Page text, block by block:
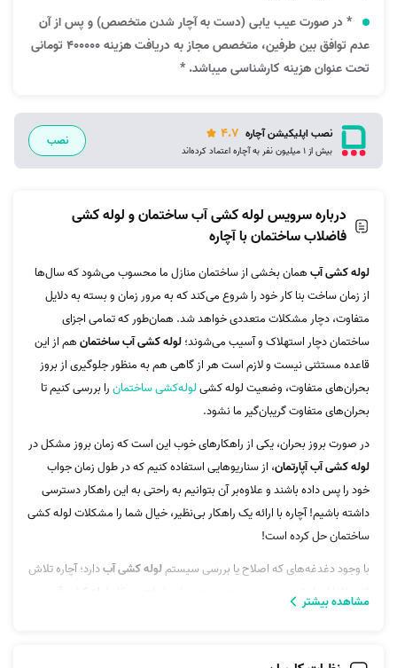
* در صورت عیب یابی (دست به آچار شدن متخصص) و پس از آن
عدم توافق بین طرفین، متخصص مجاز به دریافت هزینه 400000 تومانی
تحت عنوان هزینه کارشناسی میباشد. *
نصب اپلیکیشن آچاره 4.7
بیش از 1 میلیون نفر به آچاره اعتماد کرده‌اند
نصب
درباره سرویس لوله کشی آب ساختمان و لوله کشی
فاضلاب ساختمان با آچاره
لوله کشی آبهمان بخشی از ساختمان منازل ما محسوب می‌شود که سال‌ها
از زمان ساخت بنا کار خود را شروع می‌کند که به مرور زمان و بسته به دلایل
متفاوت، دچار مشکلات متعددی خواهد شد. همان‌طور که تمامی اجزای
ساختمان دچار استهلاک و آسیب می‌شوند؛لوله کشی آب ساختمانهم از این
قاعده مستثنی نیست و لازم است هر از گاهی هم به منظور جلوگیری از بروز
بحران‌های متفاوت، وضعیت لوله کشیلوله‌کشی ساختمانرا بررسی کنیم تا
بحران‌های متفاوت گریبان‌گیر ما نشود.
در صورت بروز بحران، یکی از راهکارهای خوب این است که زمان بروز مشکل در
لوله کشی آب آپارتمان، از سناریوهایی استفاده کنیم که در طول زمان جواب
خود را پس داده باشند و علاوه‌بر آن بتوانیم به راحتی به این راهکار دسترسی
داشته باشیم! آچاره با ارائه یک راهکار بی‌نظیر، خیال شما را مشکلات لوله کشی
ساختمان حل کرده‌ است!
با وجود دغدغه‌های که اصلاح یا بررسی سیستملوله کشی آبدارد؛ آچاره تلاش
کرده تا با ایجاد تیمی مجرب و متعهد، هم‌زمان با رفع مشکل
مشاهده بیشتر